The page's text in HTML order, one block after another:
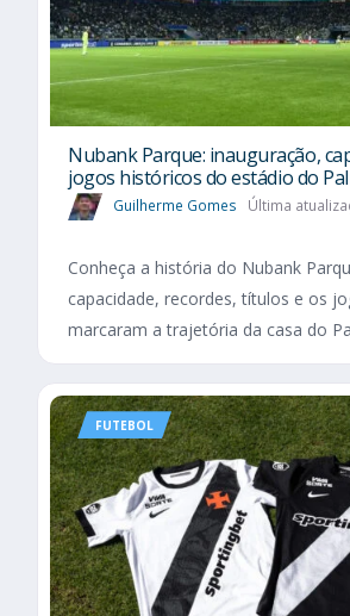
Nubank Parque: inauguração,
jogos históricos do estádio do
Guilherme Gomes Última
Conheça a história do Nubank
capacidade, recordes, títulos e os
marcaram a trajetória da casa do
FUTEBOL